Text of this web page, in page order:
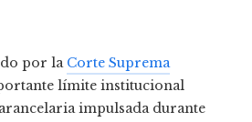
por la Corte Suprema
límite institucional
impulsada durante